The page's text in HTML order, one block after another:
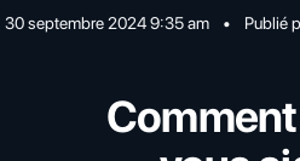
30 septembre 2024 9:35 am • Publié